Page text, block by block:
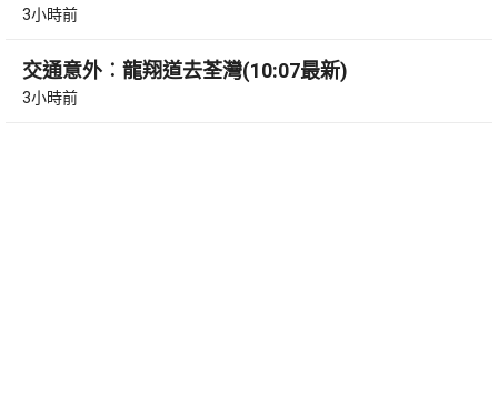
3小時前
交通意外︰龍翔道去荃灣(10:07最新)
3小時前